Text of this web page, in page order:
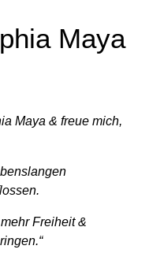
Maya
Maya & freue mich,
Freiheit &